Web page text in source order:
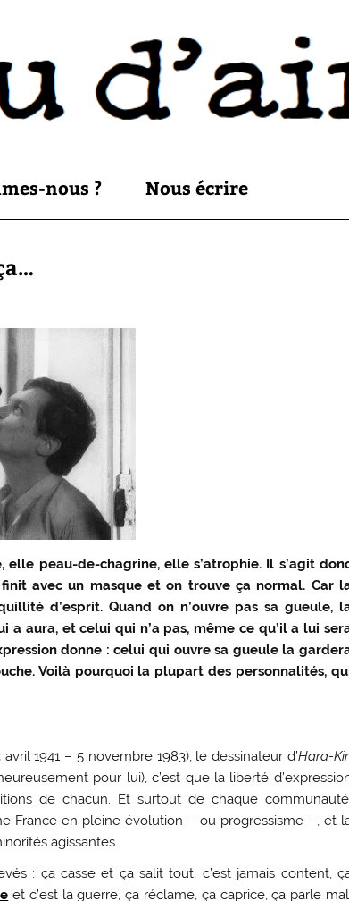
nous ? Nous écrire
elle peau-de-chagrine, elle s’atrophie. Il s’agit
avec un masque et on trouve ça normal. Car
d’esprit. Quand on n’ouvre pas sa gueule,
a aura, et celui qui n’a pas, même ce qu’il a lui
donne : celui qui ouvre sa gueule la
Voilà pourquoi la plupart des personnalités,
1941 – 5 novembre 1983), le dessinateur d’Hara-
pour lui), c’est que la liberté
de chacun. Et surtout de chaque communauté,
France en pleine évolution – ou progressisme –, et
agissantes.
: ça casse et ça salit tout, c’est jamais content,
et c’est la guerre, ça réclame, ça caprice, ça parle